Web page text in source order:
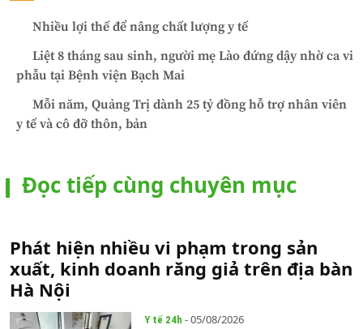
Nhiều lợi thế để nâng chất lượng y tế
Liệt 8 tháng sau sinh, người mẹ Lào đứng dậy nhờ ca vi
phẫu tại Bệnh viện Bạch Mai
Mỗi năm, Quảng Trị dành 25 tỷ đồng hỗ trợ nhân viên
y tế và cô đỡ thôn, bản
Đọc tiếp cùng chuyên mục
Phát hiện nhiều vi phạm trong sản
xuất, kinh doanh răng giả trên địa bàn
Hà Nội
Y tế 24h - 05/08/2026